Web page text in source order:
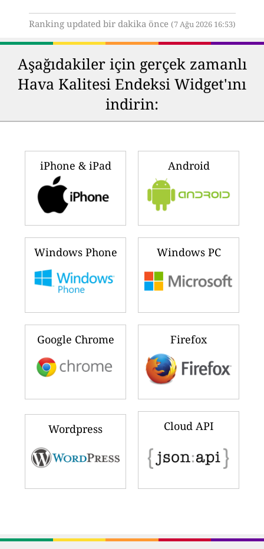
Ranking updated bir dakika önce (7 Ağu 2026 16:53)
Aşağıdakiler için gerçek zamanlı
Hava Kalitesi Endeksi Widget'ını
indirin:
iPhone & iPad Android
Windows Phone Windows PC
Google Chrome Firefox
Wordpress Cloud API